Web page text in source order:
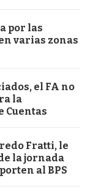
por las
varias zonas
el FA no
la
Cuentas
Fratti, le
la jornada
al BPS